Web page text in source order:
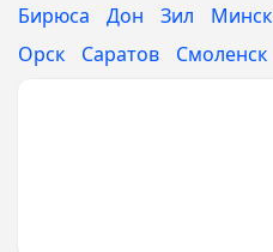
Бирюса
Дон Зил Минск
Орск
Саратов Смоленск